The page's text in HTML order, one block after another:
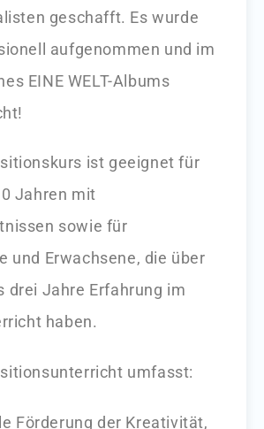
geschafft. Es wurde
aufgenommen und im
EINE WELT-Albums
ist geeignet für
Jahren mit
sowie für
und Erwachsene, die über
drei Jahre Erfahrung im
haben.
umfasst:
Förderung der Kreativität,